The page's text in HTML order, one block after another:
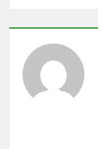
s
A
p
p
e
b
o
o
e